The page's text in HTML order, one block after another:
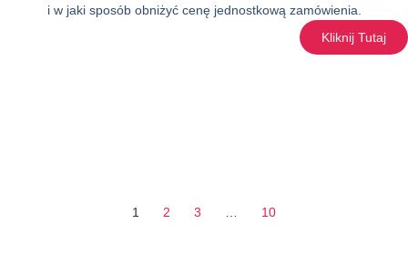
i w jaki sposób obniżyć cenę jednostkową zamówienia.
Kliknij Tutaj
1 2 3 10